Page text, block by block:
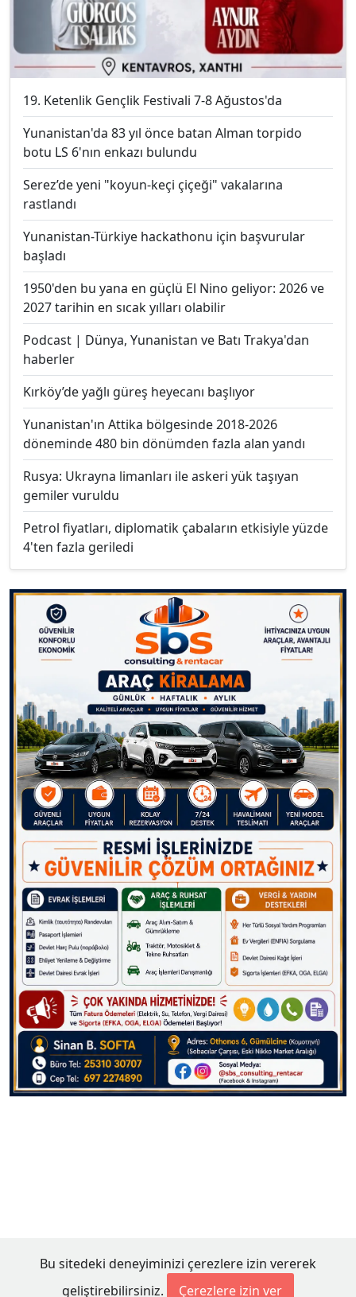
19. Ketenlik Gençlik Festivali 7-8 Ağustos'da
Yunanistan'da 83 yıl önce batan Alman torpido
botu LS 6'nın enkazı bulundu
Serez’de yeni "koyun-keçi çiçeği" vakalarına
rastlandı
Yunanistan-Türkiye hackathonu için başvurular
başladı
1950'den bu yana en güçlü El Nino geliyor: 2026 ve
2027 tarihin en sıcak yılları olabilir
Podcast | Dünya, Yunanistan ve Batı Trakya'dan
haberler
Kırköy’de yağlı güreş heyecanı başlıyor
Yunanistan'ın Attika bölgesinde 2018-2026
döneminde 480 bin dönümden fazla alan yandı
Rusya: Ukrayna limanları ile askeri yük taşıyan
gemiler vuruldu
Petrol fiyatları, diplomatik çabaların etkisiyle yüzde
4'ten fazla geriledi
Bu sitedeki deneyiminizi çerezlere izin vererek
geliştirebilirsiniz.
Çerezlere izin ver